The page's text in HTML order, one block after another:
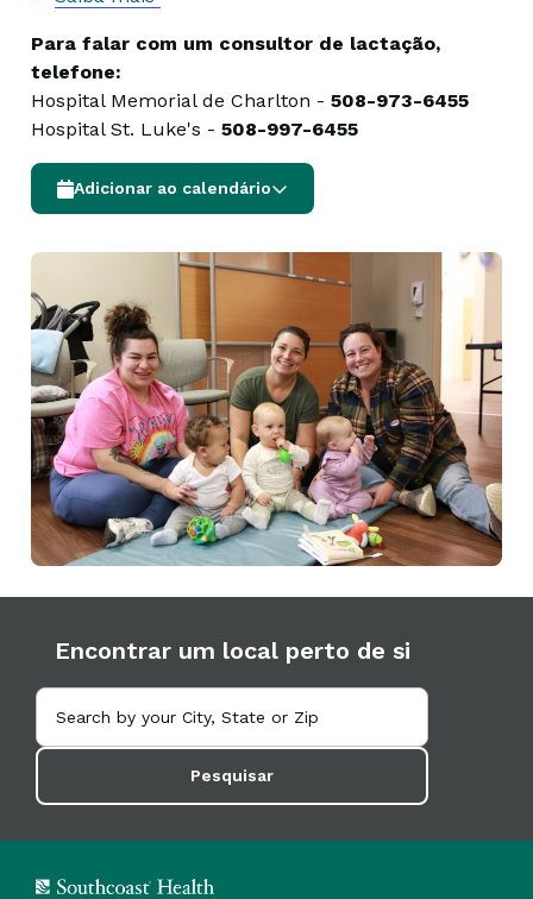
Para falar com um consultor de lactação,
telefone:
Hospital Memorial de Charlton - 508-973-6455
Hospital St. Luke's - 508-997-6455
Adicionar ao calendário
Encontrar um local perto de si
Pesquisar